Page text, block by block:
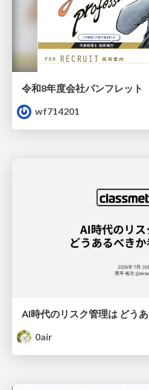
令和8年度会社パンフレット
wf714201
AI時代のリスク管理は どう
0air